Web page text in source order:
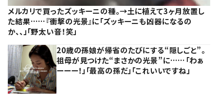
メルカリで買ったズッキーニの種。→土に植えて3ヶ月放置し
た結果……『衝撃の光景』に「ズッキーニも凶器になるの
か、、」「野太い音！笑」
20歳の孫娘が帰省のたびにする“隠しごと”。
祖母が見つけた“まさかの光景”に……「わぁ
ーーー！」「最高の孫だ」「これいいですね」